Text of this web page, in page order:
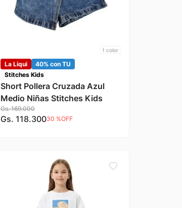
1 color
La Liqui
40% con TU
Stitches Kids
Short Pollera Cruzada Azul
Medio Niñas Stitches Kids
Gs. 169.000
Gs. 118.30030 %OFF